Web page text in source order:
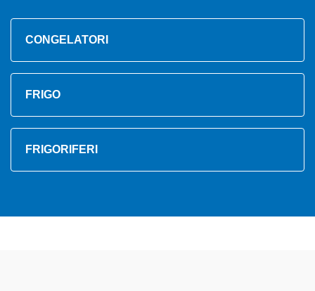
CONGELATORI
FRIGO
FRIGORIFERI